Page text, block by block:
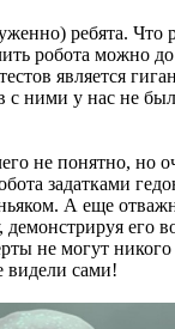
ребята. Что
робота можно
является
с ними у нас не
не понятно, но
задатками
А еще
его
не могут
видели сами!